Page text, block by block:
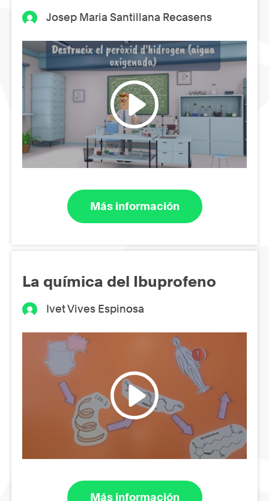
Josep Maria Santillana Recasens
Más información
La química del Ibuprofeno
Ivet Vives Espinosa
Más información